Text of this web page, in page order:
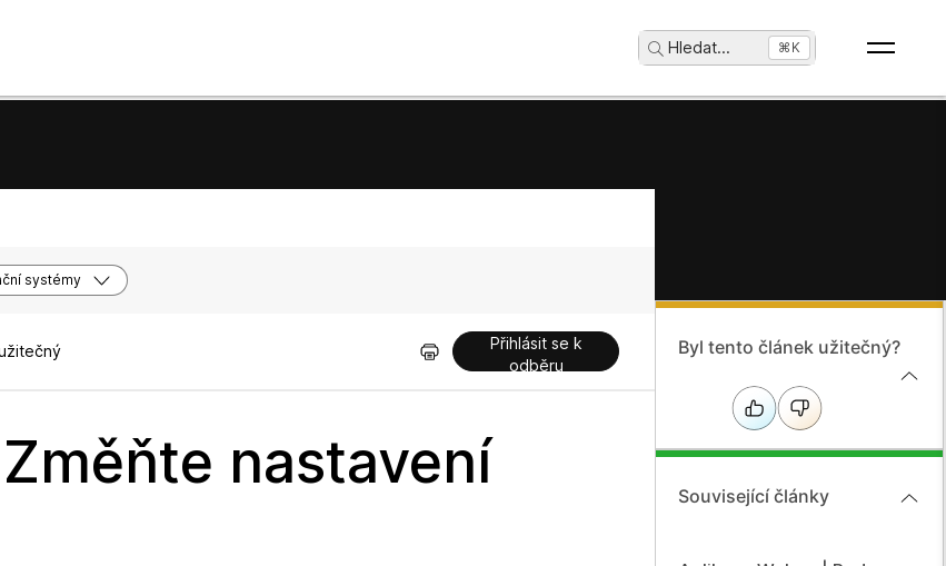
Hledat... ⌘K
systémy
Přihlásit se k
odběru
nastavení
Byl tento článek užitečný?
Související články